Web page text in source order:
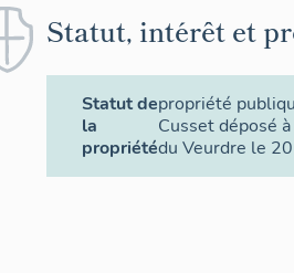
Statut, intérêt et
Statut de
la
propriété
propriété
Cusset déposé
du Veurdre le